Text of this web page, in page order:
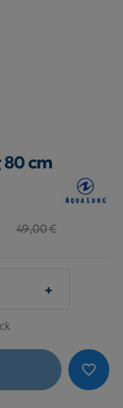
cm
49,00 €
+
favorite_border